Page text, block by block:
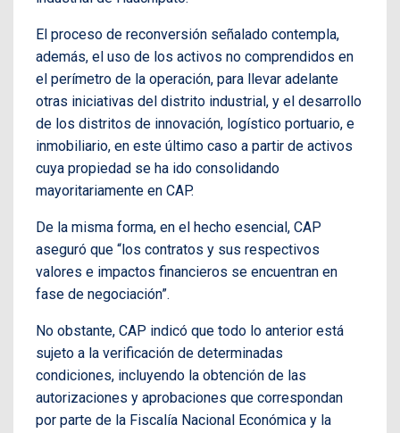
El proceso de reconversión señalado contempla,
además, el uso de los activos no comprendidos en
el perímetro de la operación, para llevar adelante
otras iniciativas del distrito industrial, y el desarrollo
de los distritos de innovación, logístico portuario, e
inmobiliario, en este último caso a partir de activos
cuya propiedad se ha ido consolidando
mayoritariamente en CAP.
De la misma forma, en el hecho esencial, CAP
aseguró que “los contratos y sus respectivos
valores e impactos financieros se encuentran en
fase de negociación”.
No obstante, CAP indicó que todo lo anterior está
sujeto a la verificación de determinadas
condiciones, incluyendo la obtención de las
autorizaciones y aprobaciones que correspondan
por parte de la Fiscalía Nacional Económica y la